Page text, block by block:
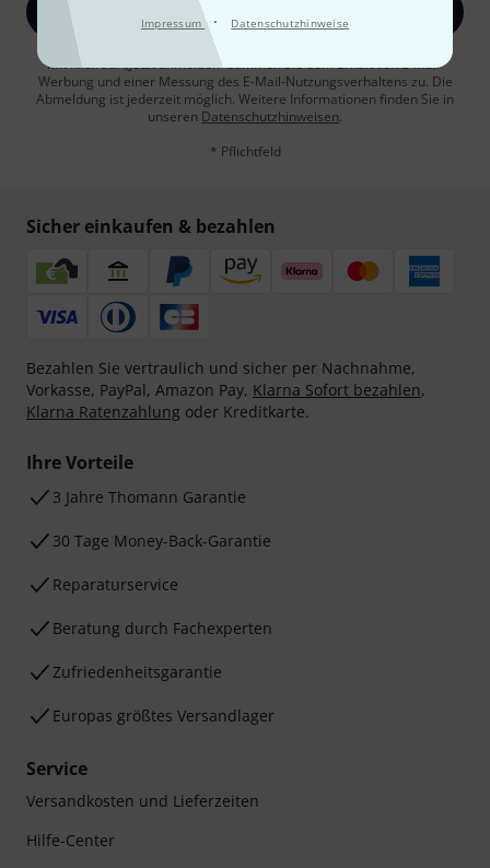
Impressum · Datenschutzhinweise
Jetzt anmelden
Mit Klick auf „Jetzt anmelden“ stimmen Sie dem Erhalt von E-Mail-
Werbung und einer Messung des E-Mail-Nutzungsverhaltens zu. Die
Abmeldung ist jederzeit möglich. Weitere Informationen finden Sie in
unseren Datenschutzhinweisen.
* Pflichtfeld
Sicher einkaufen & bezahlen
Bezahlen Sie vertraulich und sicher per Nachnahme,
Vorkasse, PayPal, Amazon Pay, Klarna Sofort bezahlen,
Klarna Ratenzahlung oder Kreditkarte.
Ihre Vorteile
3 Jahre Thomann Garantie
30 Tage Money-Back-Garantie
Reparaturservice
Beratung durch Fachexperten
Zufriedenheitsgarantie
Europas größtes Versandlager
Service
Versandkosten und Lieferzeiten
Hilfe-Center